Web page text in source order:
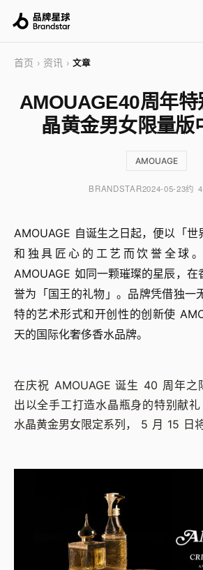
首页 › 资讯 › 文章
AMOUAGE40周年
晶黄金男女限量版
AMOUAGE
BRANDSTAR2024-05-23约
AMOUAGE 自诞生之日起，便以「世
和独具匠心的工艺而饮誉全球
AMOUAGE 如同一颗璀璨的星辰，在
誉为「国王的礼物」。品牌凭借独一
特的艺术形式和开创性的创新使
天的国际化奢侈香水品牌。
在庆祝 AMOUAGE 诞生 40 周年之
出以全手工打造水晶瓶身的特别献
水晶黄金男女限定系列， 5 月 15 日